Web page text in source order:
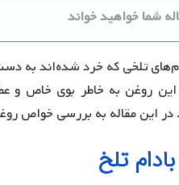
شما خواهید خواند
تلخی که خرد شده‌اند به
روغن به خاطر بوی خاص و
در این مقاله به بررسی خواص
تلخ